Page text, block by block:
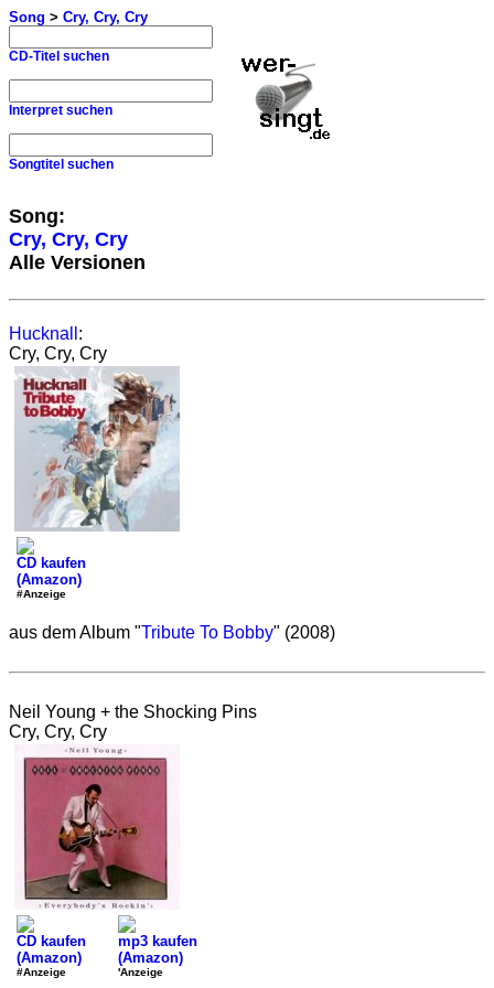
Song > Cry, Cry, Cry
CD-Titel suchen
Interpret suchen
Songtitel suchen
Song:
Cry, Cry, Cry
Alle Versionen
Hucknall :
Cry, Cry, Cry
CD kaufen
(Amazon)
#Anzeige
aus dem Album "Tribute To Bobby" (2008)
Neil Young + the Shocking Pins
Cry, Cry, Cry
CD kaufen
(Amazon)
#Anzeige
mp3 kaufen
(Amazon)
'Anzeige